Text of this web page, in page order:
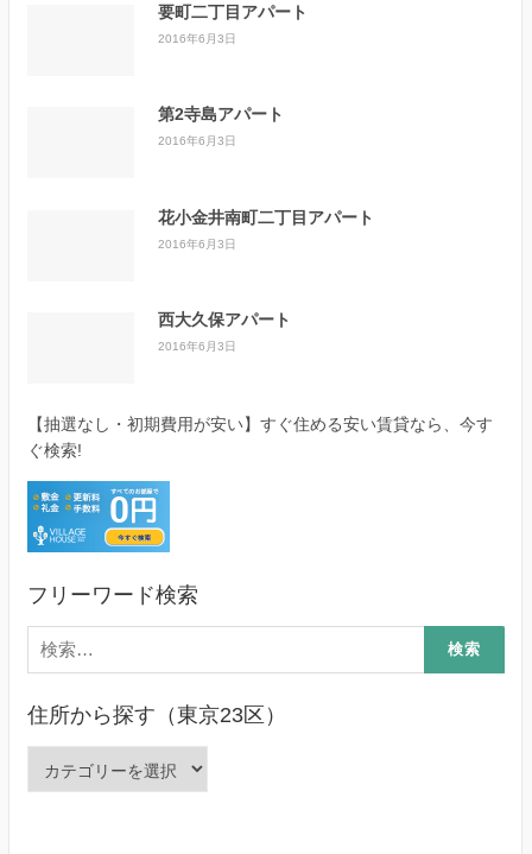
要町二丁目アパート
2016年6月3日
第2寺島アパート
2016年6月3日
花小金井南町二丁目アパート
2016年6月3日
西大久保アパート
2016年6月3日
【抽選なし・初期費用が安い】すぐ住める安い賃貸なら、今す
ぐ検索!
フリーワード検索
検
索:
住所から探す（東京23区）